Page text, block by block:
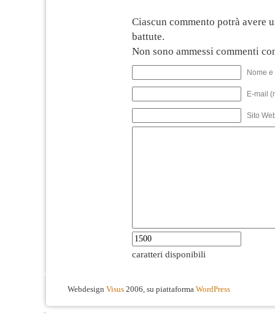
Ciascun commento potrà avere
battute.
Non sono ammessi commenti
Nome
E-mail
Sito
caratteri disponibili
Webdesign Visus 2006, su piattaforma WordPress